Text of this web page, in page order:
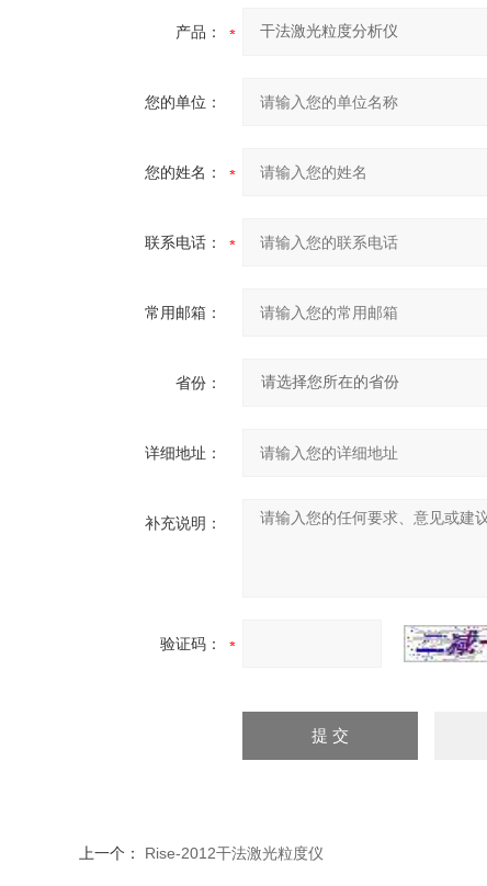
产品：
您的单位：
您的姓名：
联系电话：
常用邮箱：
省份：
详细地址：
补充说明：
验证码：
上一个： Rise-2012干法激光粒度仪